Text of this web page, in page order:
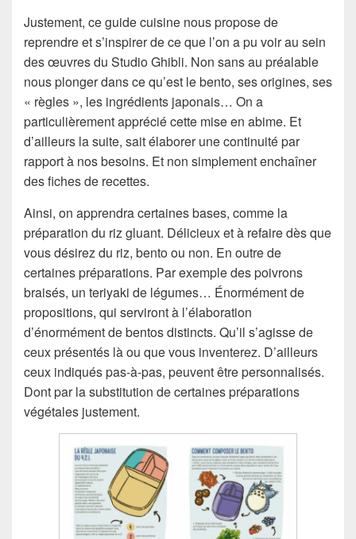
Justement, ce guide cuisine nous propose de
reprendre et s’inspirer de ce que l’on a pu voir au sein
des œuvres du Studio Ghibli. Non sans au préalable
nous plonger dans ce qu’est le bento, ses origines, ses
« règles », les ingrédients japonais… On a
particulièrement apprécié cette mise en abime. Et
d’ailleurs la suite, sait élaborer une continuité par
rapport à nos besoins. Et non simplement enchaîner
des fiches de recettes.
Ainsi, on apprendra certaines bases, comme la
préparation du riz gluant. Délicieux et à refaire dès que
vous désirez du riz, bento ou non. En outre de
certaines préparations. Par exemple des poivrons
braisés, un teriyaki de légumes… Énormément de
propositions, qui serviront à l’élaboration
d’énormément de bentos distincts. Qu’il s’agisse de
ceux présentés là ou que vous inventerez. D’ailleurs
ceux indiqués pas-à-pas, peuvent être personnalisés.
Dont par la substitution de certaines préparations
végétales justement.